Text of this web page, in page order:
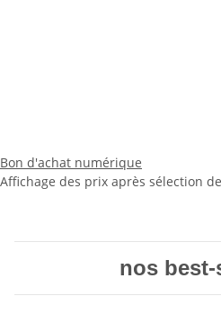
Bon d'achat numérique
Affichage des prix après sélection
nos